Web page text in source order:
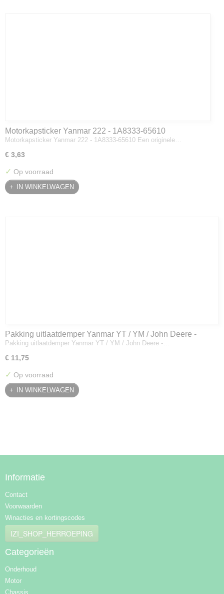
Motorkapsticker Yanmar 222 - 1A8333-65610
Motorkapsticker Yanmar 222 - 1A8333-65610 Een originele…
€ 3,63
✓ Op voorraad
IN WINKELWAGEN
Pakking uitlaatdemper Yanmar YT / YM / John Deere -
128300-13230
Pakking uitlaatdemper Yanmar YT / YM / John Deere -…
€ 11,75
✓ Op voorraad
IN WINKELWAGEN
Informatie
Contact
Voorwaarden
Winacties en kortingscodes
IZI_SHOP_HERROEPING
Categorieën
Onderhoud
Motor
Chassis